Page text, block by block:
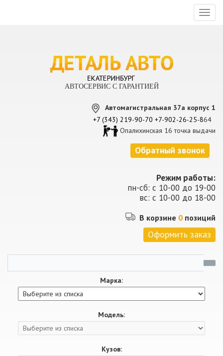
АВТОСЕРВИС С ГАРАНТИЕЙ
Автомагистральная 37а корпус 1
+7 (343) 219-90-70 +7-902-26-25-864
Опалихинская 16 точка выдачи
Обратный звонок
Режим работы:
пн-сб: с 10-00 до 19-00
вс: с 10-00 до 18-00
В корзине 0 позиций
Оформить заказ
Марка:
Модель:
Кузов: